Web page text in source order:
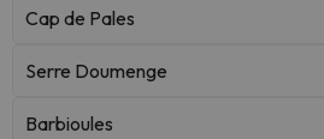
Cap de Pales
Serre Doumenge
Barbioules